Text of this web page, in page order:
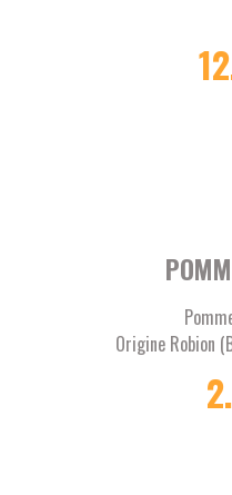
Origine Robion